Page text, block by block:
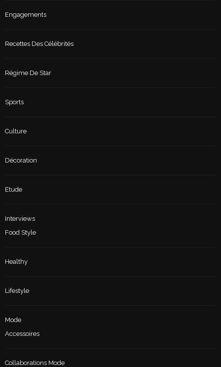
Engagements
Recettes Des Célébrités
Régime De Star
Sports
Culture
Décoration
Etude
Interviews
Food Style
Healthy
Lifestyle
Mode
Accessoires
Collaborations Mode